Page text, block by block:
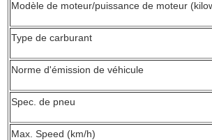
Modèle de moteur/puissance de moteur
Type de carburant
Norme d'émission de véhicule
Spec. de pneu
Max. Speed (km/h)